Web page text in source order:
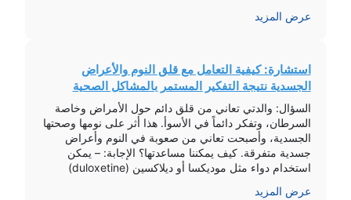
عرض المزيد
استشارة: كيفية التعامل مع قلق النوم والأعراض
الجسدية نتيجة التفكير المستمر بالمشاكل الصحية
السؤال: والدتي تعاني من قلق دائم حول الأمراض وخاصة
السرطان، وتفكر دائماً في الأسوأ. هذا أثر على نومها وصحتها
الجسدية، وأصبحت تعاني من صعوبة في النوم وأعراض
جسدية متفرقة. كيف يمكننا مساعدتها؟ الإجابة: – يمكن
استخدام دواء مثل موديكسا أو ديلاكسين (duloxetine)
عرض المزيد